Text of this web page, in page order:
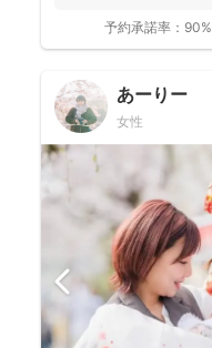
予約承諾率： 90%
あーりー
女性